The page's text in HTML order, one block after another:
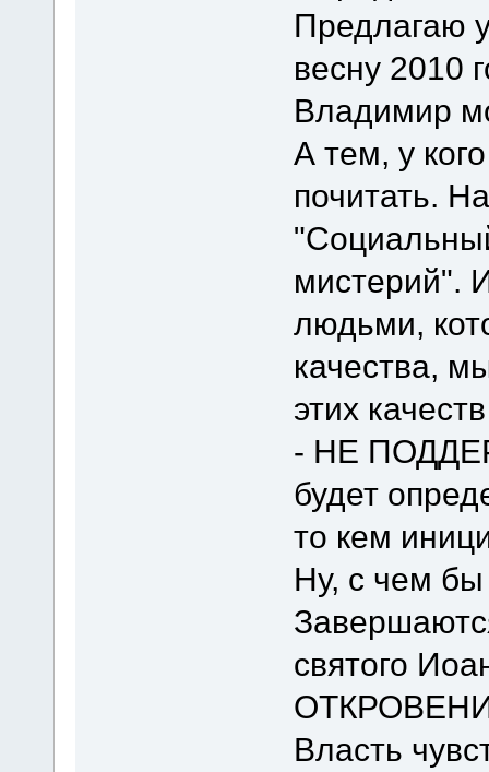
Предлагаю
весну 2010
Владимир
А тем, у
почитать.
мистерий".
людьми,
качества,
этих
- НЕ
будет
то кем
Ну, с чем
святого
Власть